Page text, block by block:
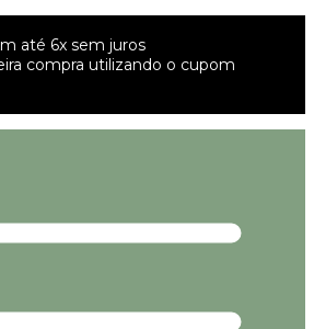
até 6x sem juros
compra utilizando o cupom